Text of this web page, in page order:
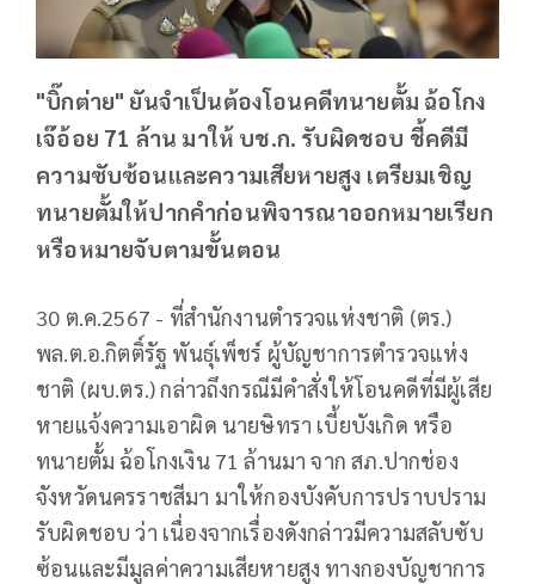
"บิ๊กต่าย" ยันจำเป็นต้องโอนคดีทนายตั้ม ฉ้อโกง
เจ๊อ้อย 71 ล้าน มาให้ บช.ก. รับผิดชอบ ชี้คดีมี
ความซับซ้อนและความเสียหายสูง เตรียมเชิญ
ทนายตั้มให้ปากคำก่อนพิจารณาออกหมายเรียก
หรือหมายจับตามขั้นตอน
30 ต.ค.2567 - ที่สำนักงานตำรวจแห่งชาติ (ตร.)
พล.ต.อ.กิตติ์รัฐ พันธุ์เพ็ชร์ ผู้บัญชาการตำรวจแห่ง
ชาติ (ผบ.ตร.) กล่าวถึงกรณีมีคำสั่งให้โอนคดีที่มีผู้เสีย
หายแจ้งความเอาผิด นายษิทรา เบี้ยบังเกิด หรือ
ทนายตั้ม ฉ้อโกงเงิน 71 ล้านมา จาก สภ.ปากช่อง
จังหวัดนครราชสีมา มาให้กองบังคับการปราบปราม
รับผิดชอบ ว่า เนื่องจากเรื่องดังกล่าวมีความสลับซับ
ซ้อนและมีมูลค่าความเสียหายสูง ทางกองบัญชาการ